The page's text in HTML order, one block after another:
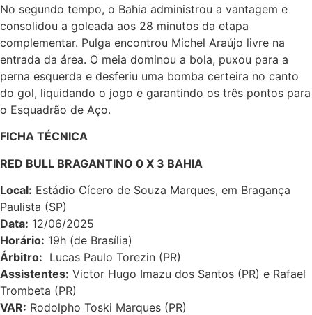
No segundo tempo, o Bahia administrou a vantagem e
consolidou a goleada aos 28 minutos da etapa
complementar. Pulga encontrou Michel Araújo livre na
entrada da área. O meia dominou a bola, puxou para a
perna esquerda e desferiu uma bomba certeira no canto
do gol, liquidando o jogo e garantindo os três pontos para
o Esquadrão de Aço.
FICHA TÉCNICA
RED BULL BRAGANTINO 0 X 3 BAHIA
Local: Estádio Cícero de Souza Marques, em Bragança
Paulista (SP)
Data: 12/06/2025
Horário: 19h (de Brasília)
Árbitro: Lucas Paulo Torezin (PR)
Assistentes: Victor Hugo Imazu dos Santos (PR) e Rafael
Trombeta (PR)
VAR: Rodolpho Toski Marques (PR)